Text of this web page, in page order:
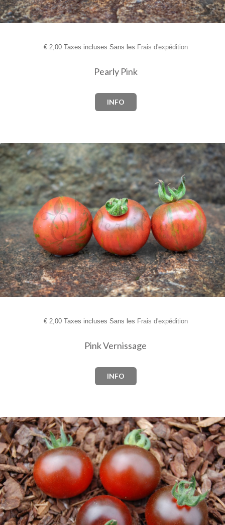
€2,00 Taxes incluses Sans les Frais d'expédition
Pearly Pink
INFO
€2,00 Taxes incluses Sans les Frais d'expédition
Pink Vernissage
INFO